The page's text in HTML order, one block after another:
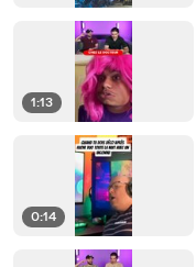
1:13
0:14